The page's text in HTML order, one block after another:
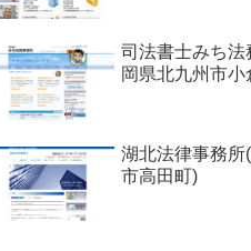
司法書士みち法
岡県北九州市小
湖北法律事務所
市高田町)